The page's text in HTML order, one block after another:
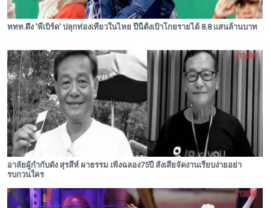
ททท.ดึง 'พี่เบิร์ด' ปลุกท่องเที่ยวในไทย ปีนี้ตั้งเป้าโกยรายได้ 8.8 แสนล้านบาท
อาลัยผู้กำกับดัง สุรสีห์ ผาธรรม เพิ่งฉลอง75ปี สั่งเสียจัดงานเรียบง่ายอย่า
รบกวนใคร